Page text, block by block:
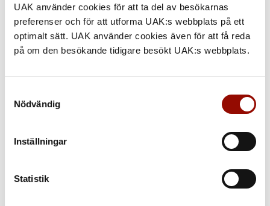
UAK använder cookies för att ta del av besökarnas
preferenser och för att utforma UAK:s webbplats på ett
optimalt sätt. UAK använder cookies även för att få reda
på om den besökande tidigare besökt UAK:s webbplats.
Nödvändig
Inställningar
Statistik